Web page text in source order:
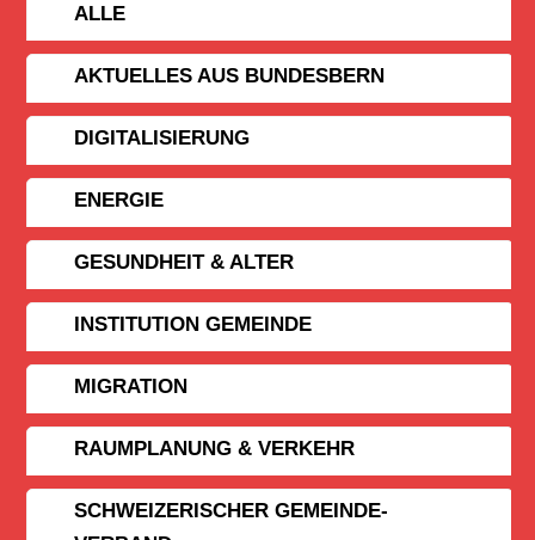
ALLE
AKTUELLES AUS BUNDESBERN
DIGITALISIERUNG
ENERGIE
GESUNDHEIT & ALTER
INSTITUTION GEMEINDE
MIGRATION
RAUMPLANUNG & VERKEHR
SCHWEIZERISCHER GEMEINDE­